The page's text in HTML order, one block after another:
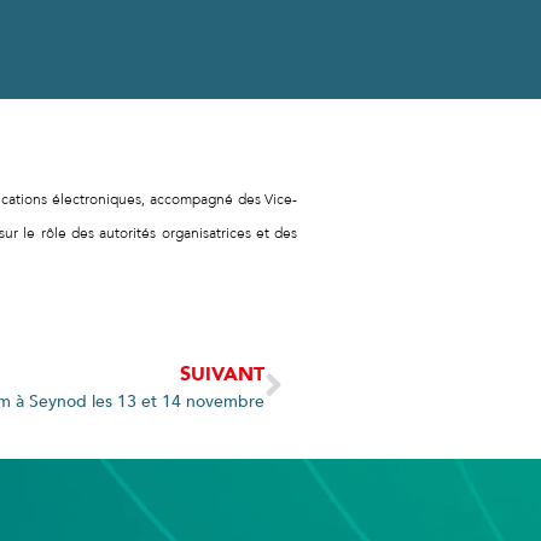
électroniques, accompagné des Vice-
le rôle des autorités organisatrices et des
SUIVANT
à Seynod les 13 et 14 novembre